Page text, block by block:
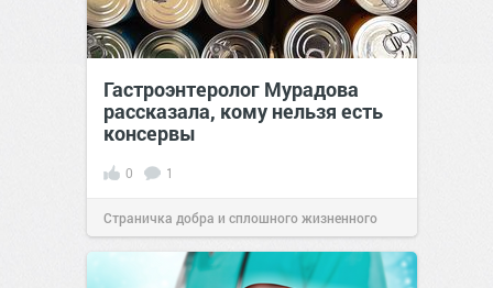
Гастроэнтеролог Мурадова
рассказала, кому нельзя есть
консервы
0 1
Страничка добра и сплошного жизненного
позитива! 18:0019 янв 2022